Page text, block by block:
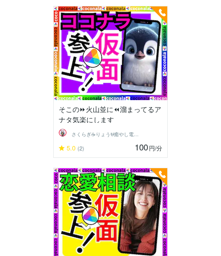
そこの⏩火山並に⏪溜まってるア
ナタ気楽にします
さくらぎ☕りょう⛎癒やし電話相談サロン
5.0 (2) 100円/分